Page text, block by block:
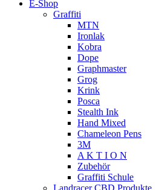
E-Shop
Graffiti
MTN
Ironlak
Kobra
Dope
Graphmaster
Grog
Krink
Posca
Stealth Ink
Hand Mixed
Chameleon Pens
3M
A K T I O N
Zubehör
Graffiti Schule
Landracer CBD Produkte